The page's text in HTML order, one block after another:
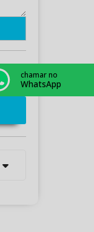
chamar no
WhatsApp